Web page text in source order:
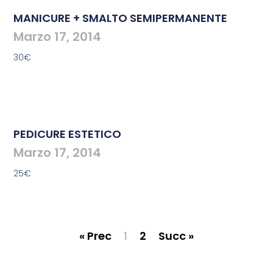
MANICURE + SMALTO SEMIPERMANENTE
Marzo 17, 2014
30€
PEDICURE ESTETICO
Marzo 17, 2014
25€
« Prec 1 2 Succ »